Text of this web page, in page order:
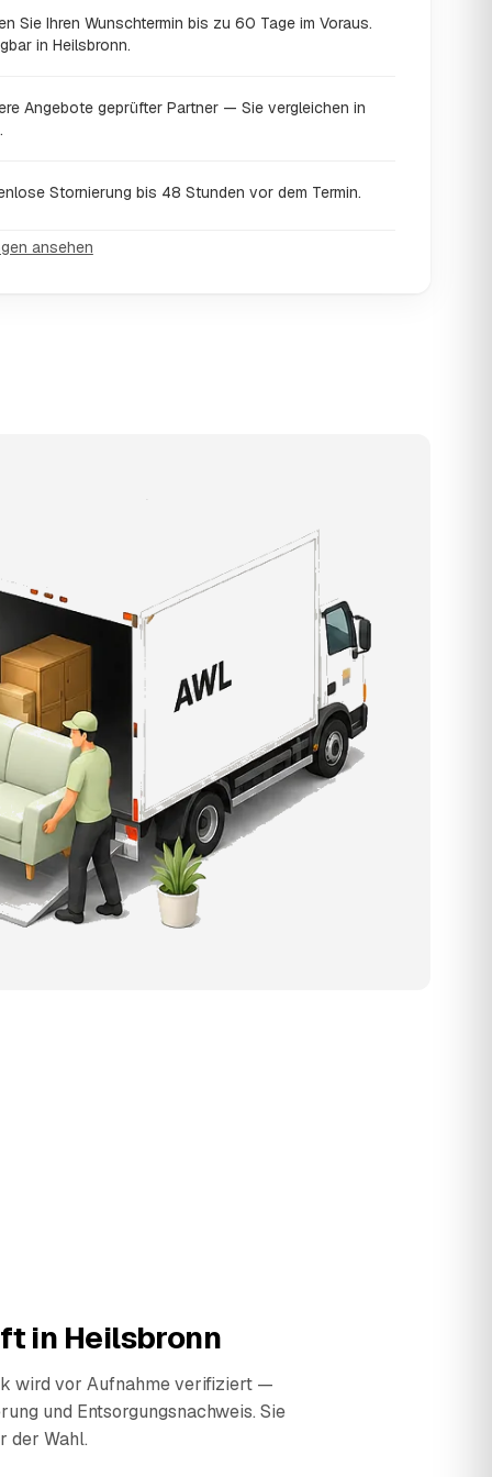
Sie Ihren Wunschtermin bis zu 60 Tage im Voraus.
in Heilsbronn.
Angebote geprüfter Partner — Sie vergleichen in
Stornierung bis 48 Stunden vor dem Termin.
ansehen
in Heilsbronn
wird vor Aufnahme verifiziert —
und Entsorgungsnachweis. Sie
der Wahl.